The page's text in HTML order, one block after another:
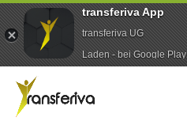
transferiva App
transferiva UG
Laden - bei Google Play